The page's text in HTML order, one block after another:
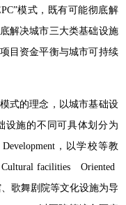
模式，既有可能彻底解
解决城市三大类基础设施
目资金平衡与城市可持续
式的理念，以城市基础设
设施的不同可具体划分为
，以学校等教
facilities Oriented
歌舞剧院等文化设施为导